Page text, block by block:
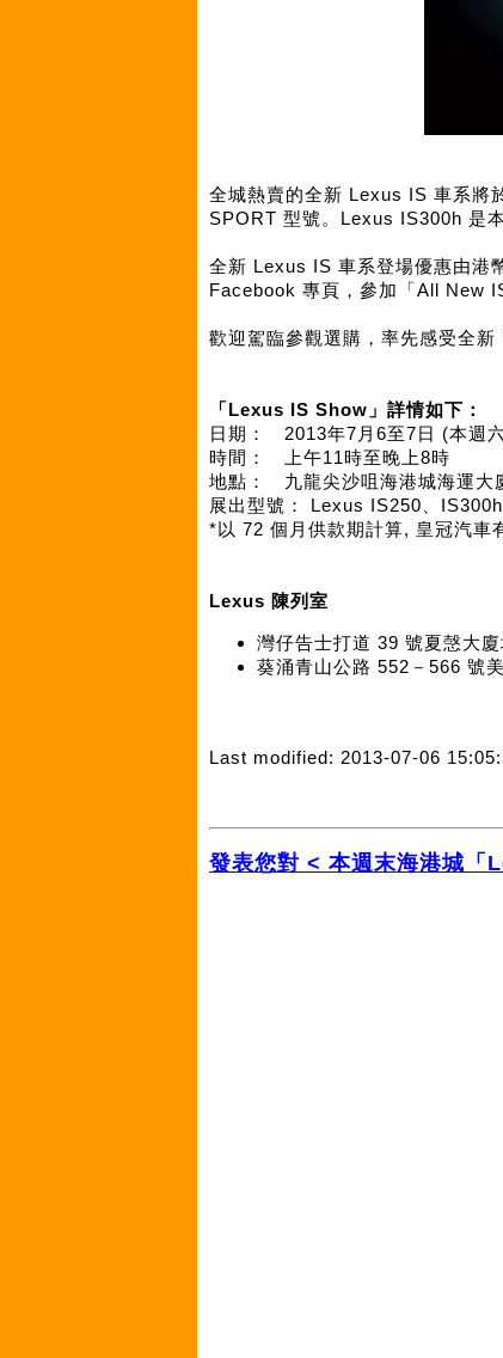
全城熱賣的全新 Lexus IS 車系將
SPORT 型號。Lexus IS300h 是
全新 Lexus IS 車系登場優惠由港
Facebook 專頁，參加「All New
歡迎駕臨參觀選購，率先感受全
「Lexus IS Show」詳情如下：
日期：
2013年7月6至7日 (本週
時間：
上午11時至晚上8時
地點：
九龍尖沙咀海港城海運大
展出型號： Lexus IS250、
*以 72 個月供款期計算, 皇冠汽車
Lexus 陳列室
灣仔告士打道 39 號夏愨大
葵涌青山公路 552－566 號
Last modified: 2013-07-06
發表您對 < 本週末海港城